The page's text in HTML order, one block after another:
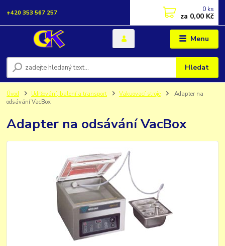
Menu
Hledat
+420 353 567 257 0 ks
za 0,00 Kč
Úvod Udržování, balení a transport Vakuovací stroje
Adapter na
odsávání VacBox
Adapter na odsávání VacBox